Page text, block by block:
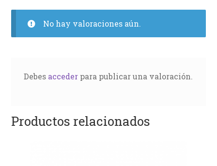
No hay valoraciones aún.
Debes accederpara publicar una valoración.
Productos relacionados